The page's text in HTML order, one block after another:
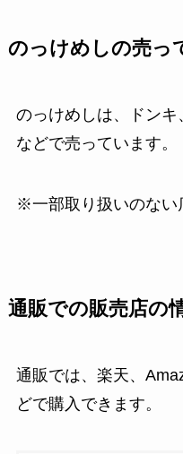
のっけめしの売っ
のっけめしは、ドン
などで売っています。
※一部取り扱いのない
通販での販売店の
通販では、楽天、
どで購入できます。